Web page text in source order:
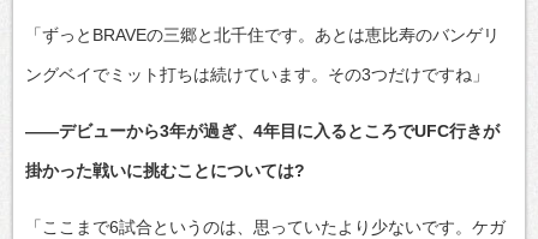
「ずっとBRAVEの三郷と北千住です。あとは恵比寿のバンゲリ
ングベイでミット打ちは続けています。その3つだけですね」
――デビューから3年が過ぎ、4年目に入るところでUFC行きが
掛かった戦いに挑むことについては?
「ここまで6試合というのは、思っていたより少ないです。ケガ